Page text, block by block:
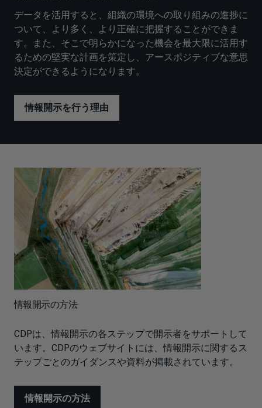
データを活用すると、組織の環境への取り組みの進捗に
ついて、より多く、より正確に把握することができま
す。また、そこで明らかになった機会を最大限に活用す
るための堅実な計画を策定し、アースポジティブな意思
決定ができるようになります。
情報開示を行う理由
情報開示の方法
CDPは、情報開示の各ステップで開示者をサポートして
います。CDPのウェブサイトには、情報開示に関するス
テップごとのガイダンスや資料が掲載されています。
情報開示の方法